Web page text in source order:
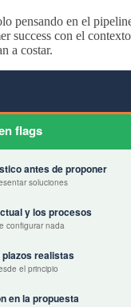
pensando en el
success con el
a costar.